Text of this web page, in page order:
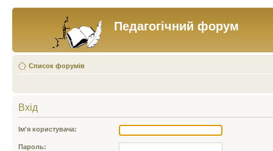
Педагогічний форум
Список форумів
Вхід
Ім'я користувача:
Пароль: